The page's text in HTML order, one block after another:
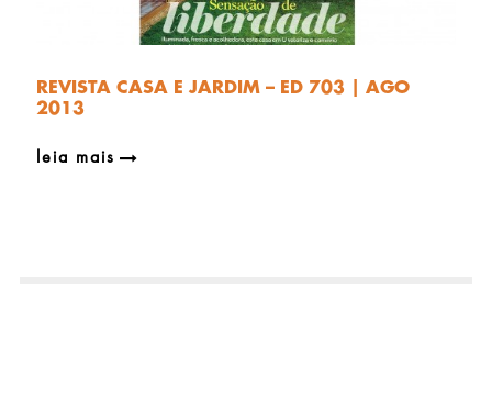
REVISTA CASA E JARDIM – ED 703 | AGO
2013
leia mais